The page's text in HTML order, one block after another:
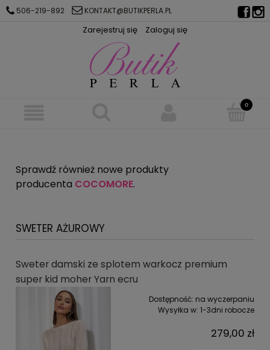
506-219-892 KONTAKT@BUTIKPERLA.PL
Zarejestruj się Zaloguj się
Sprawdź również nowe produkty
producenta COCOMORE.
SWETER AŻUROWY
Sweter damski ze splotem warkocz premium
super kid moher Yarn ecru
Dostępność: na wyczerpaniu
Wysyłka w: 1-3dni robocze
279,00 zł